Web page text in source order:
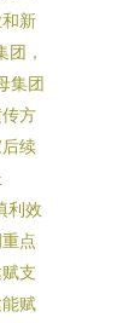
新
，
集团
方
续
利效
点
支
赋